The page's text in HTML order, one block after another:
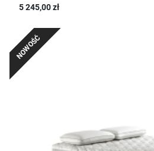
5 245,00 zł
NOWOŚĆ